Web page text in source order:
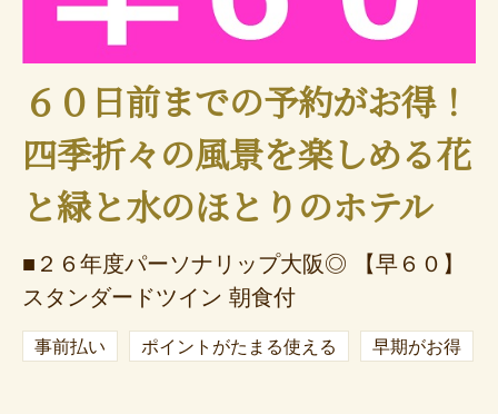
６０日前までの予約がお得！
四季折々の風景を楽しめる花
と緑と水のほとりのホテル
■２６年度パーソナリップ大阪◎ 【早６０】
スタンダードツイン 朝食付
事前払い ポイントがたまる使える 早期がお得